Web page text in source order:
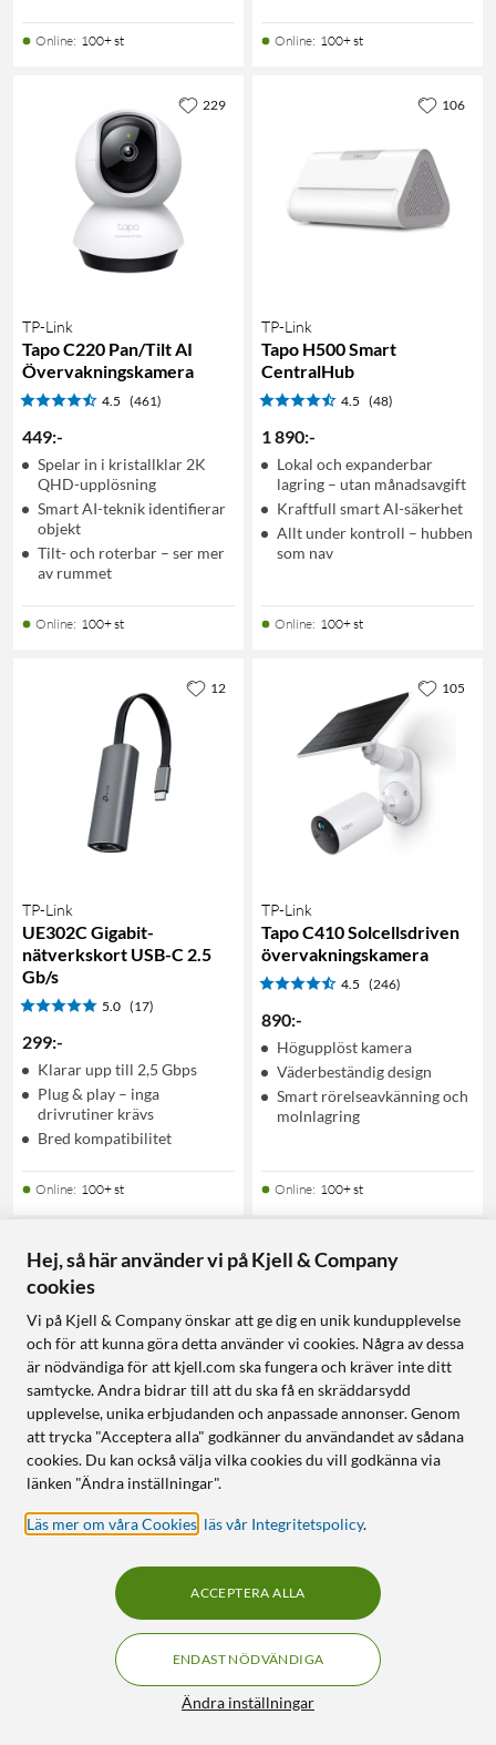
Online: 100+ st Online: 100+ st
TP-Link
Tapo C220 Pan/Tilt AI
Övervakningskamera
4.5 (461)
449:-
Spelar in i kristallklar 2K
QHD-upplösning
Smart AI-teknik identifierar
objekt
Tilt- och roterbar – ser mer
av rummet
Online: 100+ st
229
TP-Link
Tapo H500 Smart
CentralHub
4.5 (48)
1 890:-
Lokal och expanderbar
lagring – utan månadsavgift
Kraftfull smart AI-säkerhet
Allt under kontroll – hubben
som nav
Online: 100+ st
106
TP-Link
UE302C Gigabit-
nätverkskort USB-C 2.5
Gb/s
5.0 (17)
299:-
Klarar upp till 2,5 Gbps
Plug & play – inga
drivrutiner krävs
Bred kompatibilitet
Online: 100+ st
12
TP-Link
Tapo C410 Solcellsdriven
övervakningskamera
4.5 (246)
890:-
Högupplöst kamera
Väderbeständig design
Smart rörelseavkänning och
molnlagring
Online: 100+ st
105
TP-Link
Deco BE65 – BE9300 Mesh
Wifi 7-system
Wifi 7 – 9,2 Gbps hastighet
Tri-band med 6 GHz
Fyra 2,5 Gbps-portar
17
accesspunkt AC1200
1 190
Drivs via POE
Sömlös roaming
Lämpar sig för utomhusbruk
(IP65)
Hej, så här använder vi på Kjell & Company
cookies
Vi på Kjell & Company önskar att ge dig en unik kundupplevelse
och för att kunna göra detta använder vi cookies. Några av dessa
är nödvändiga för att kjell.com ska fungera och kräver inte ditt
samtycke. Andra bidrar till att du ska få en skräddarsydd
upplevelse, unika erbjudanden och anpassade annonser. Genom
att trycka "Acceptera alla" godkänner du användandet av sådana
cookies. Du kan också välja vilka cookies du vill godkänna via
länken "Ändra inställningar".
Läs mer om våra Cookies läs vår Integritetspolicy.
Ändra inställningar
ENDAST NÖDVÄNDIGA
ACCEPTERA ALLA